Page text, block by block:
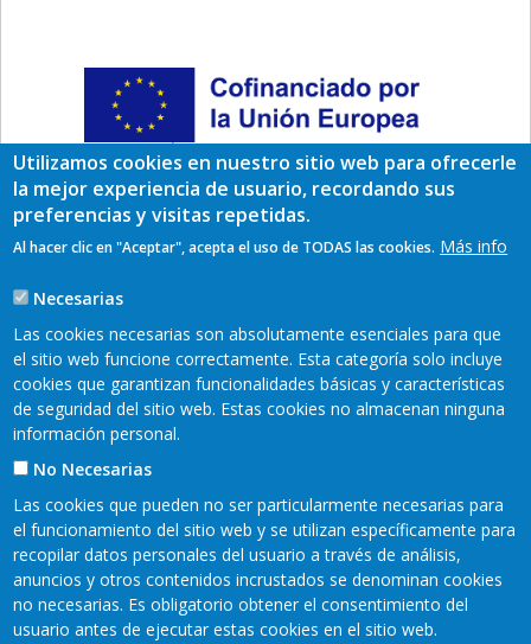
Encuéntranos en redes sociales:
Mapa web
Aviso legal
Política de privacidad
Cookies
Utilizamos cookies en nuestro sitio web para ofrecerle
la mejor experiencia de usuario, recordando sus
preferencias y visitas repetidas.
Al hacer clic en "Aceptar", acepta el uso de TODAS las cookies. Más info
Necesarias
Las cookies necesarias son absolutamente esenciales para que
el sitio web funcione correctamente. Esta categoría solo incluye
cookies que garantizan funcionalidades básicas y características
de seguridad del sitio web. Estas cookies no almacenan ninguna
información personal.
No Necesarias
Las cookies que pueden no ser particularmente necesarias para
el funcionamiento del sitio web y se utilizan específicamente para
recopilar datos personales del usuario a través de análisis,
anuncios y otros contenidos incrustados se denominan cookies
no necesarias. Es obligatorio obtener el consentimiento del
usuario antes de ejecutar estas cookies en el sitio web.